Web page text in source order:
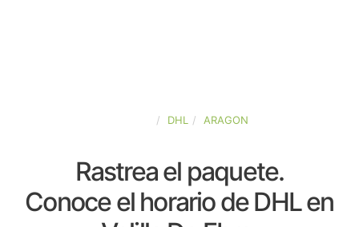
DHL ARAGON
Rastrea el paquete.
Conoce el horario de DHL en